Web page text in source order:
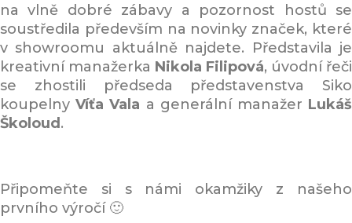
na vlně dobré zábavy a pozornost hostů se
soustředila především na novinky značek, které
v showroomu aktuálně najdete. Představila je
kreativní manažerka Nikola Filipová, úvodní řeči
se zhostili předseda představenstva Siko
koupelnyVíťa Vala a generální manažer Lukáš
Školoud .
Připomeňte si s námi okamžiky z našeho
prvního výročí 🙂